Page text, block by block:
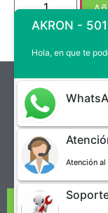
Zona Industrial
Teléfono de
Teléfono de
AKRON -
Hola, en que te
Atención al